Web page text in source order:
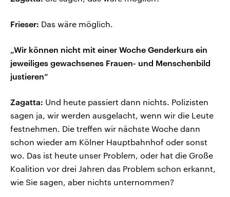
Frieser: Das wäre möglich.
„Wir können nicht mit einer Woche Genderkurs ein
jeweiliges gewachsenes Frauen- und Menschenbild
justieren“
Zagatta: Und heute passiert dann nichts. Polizisten
sagen ja, wir werden ausgelacht, wenn wir die Leute
festnehmen. Die treffen wir nächste Woche dann
schon wieder am Kölner Hauptbahnhof oder sonst
wo. Das ist heute unser Problem, oder hat die Große
Koalition vor drei Jahren das Problem schon erkannt,
wie Sie sagen, aber nichts unternommen?